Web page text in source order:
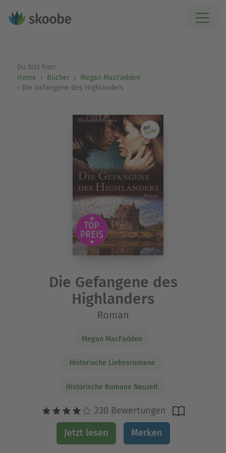
Du bist hier:
Home
Bücher
Megan MacFadden
Die Gefangene des Highlanders
Die Gefangene des
Highlanders
Roman
Megan MacFadden
Historische Liebesromane
Historische Romane Neuzeit
230 Bewertungen
Jetzt lesen Merken